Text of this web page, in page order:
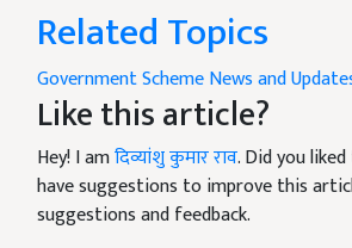
Related Topics
Government Scheme News and
Like this article?
Hey! I amदिव्यांशु कुमार राव. Did you
have suggestions to improve this
suggestions and feedback.